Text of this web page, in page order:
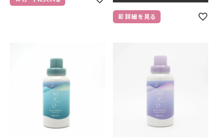
詳細を見る